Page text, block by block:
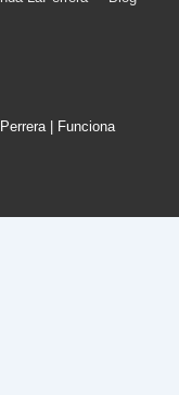
| Funciona